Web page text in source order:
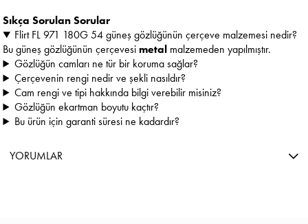
Sıkça Sorulan Sorular
Flirt FL 971 180G 54 güneş gözlüğünün çerçeve malzemesi nedir?
Bu güneş gözlüğünün çerçevesimetal malzemeden yapılmıştır.
Gözlüğün camları ne tür bir koruma sağlar?
Çerçevenin rengi nedir ve şekli nasıldır?
Cam rengi ve tipi hakkında bilgi verebilir misiniz?
Gözlüğün ekartman boyutu kaçtır?
Bu ürün için garanti süresi ne kadardır?
YORUMLAR